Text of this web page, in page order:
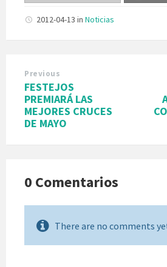
2012-04-13 in Noticias
Previous
FESTEJOS
PREMIARÁ LAS
MEJORES CRUCES
DE MAYO
0 Comentarios
There are no comments